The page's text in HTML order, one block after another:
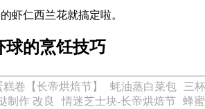
虾仁西兰花就搞定啦。
球的烹饪技巧
卷【长帝烘焙节】 蚝油蒸白菜包
三
制作 改良
情迷芝士块-长帝烘焙节 蜂